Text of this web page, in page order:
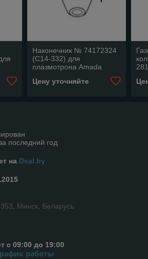
Наконечник № 74172324
(C14-332) для
плазмотрона Amada
Цену уточняйте
последний год
на Deal.by
Минск, Беларусь
с 09:00 до 19:00
работы